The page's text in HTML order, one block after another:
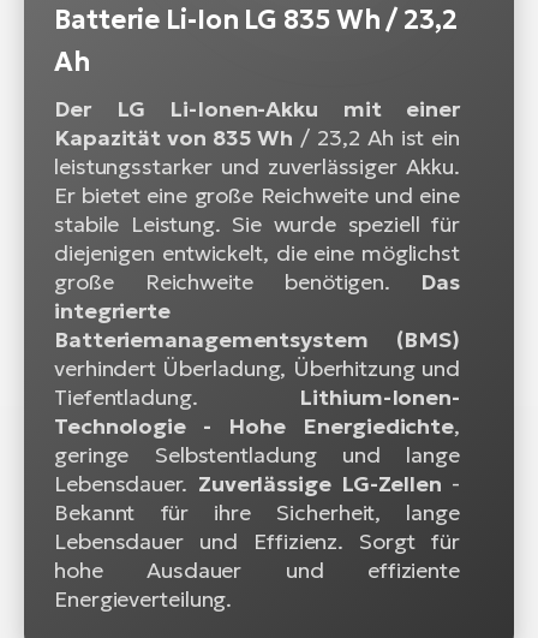
Batterie Li-Ion LG 835 Wh / 23,2
Ah
Der LG Li-Ionen-Akku mit einer
Kapazität von 835 Wh / 23,2 Ah ist ein
leistungsstarker und zuverlässiger Akku.
Er bietet eine große Reichweite und eine
stabile Leistung. Sie wurde speziell für
diejenigen entwickelt, die eine möglichst
große Reichweite benötigen. Das
integrierte
Batteriemanagementsystem (BMS)
verhindert Überladung, Überhitzung und
Tiefentladung. Lithium-Ionen-
Technologie - Hohe Energiedichte,
geringe Selbstentladung und lange
Lebensdauer. Zuverlässige LG-Zellen -
Bekannt für ihre Sicherheit, lange
Lebensdauer und Effizienz. Sorgt für
hohe Ausdauer und effiziente
Energieverteilung.